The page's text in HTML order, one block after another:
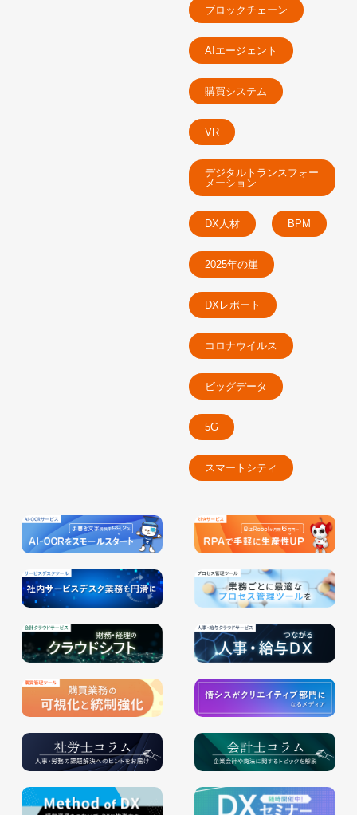
ブロックチェーン
AIエージェント
購買システム
VR
デジタルトランスフォー
メーション
DX人材 BPM
2025年の崖
DXレポート
コロナウイルス
ビッグデータ
5G
スマートシティ